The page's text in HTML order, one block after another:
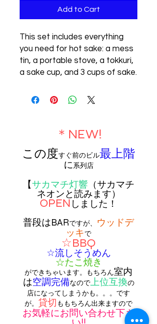
Add to Cart
This set includes everything
you need for hot sake: a mess
tin, a portable stove, a tokkuri,
a sake cup, and 3 cups of sake.
​＊NEW!
この度すぐ前のビル最上階
に系列店
【サカマチ灯響 （サカマチ
ネオンと読みます）
OPENしました！
普段はBARですが、
ウッドデ
ッキで
☆BBQ
☆流しそうめん
☆たこ焼き
ができちゃいます。 もちろん室内
は空調完備なので上位互換の
店になってしまうかも。。。です
が。 貸切 ももちろん出来ますので
お気軽にお問い合わせ下さ